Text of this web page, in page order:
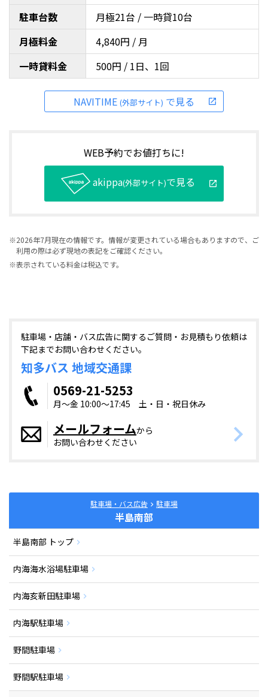
駐車台数
月極21台 / 一時貸10台
月極料金
4,840円 / 月
一時貸料金
500円 / 1日、1回
NAVITIME (外部サイト) で見る
WEB予約でお値打ちに!
akippa(外部サイト)で見る
※2026年7月現在の情報です。情報が変更されている場合もありますので、ご
利用の際は必ず現地の表記をご確認ください。
※表示されている料金は税込です。
駐車場・店舗・バス広告に関するご質問・お見積もり依頼は
下記までお問い合わせください。
知多バス 地域交通課
0569-21-5253
月～金 10:00～17:45 土・日・祝日休み
メールフォームから
お問い合わせください
駐車場・バス広告 駐車場
半島南部
半島南部 トップ
内海海水浴場駐車場
内海亥新田駐車場
内海駅駐車場
野間駐車場
野間駅駐車場